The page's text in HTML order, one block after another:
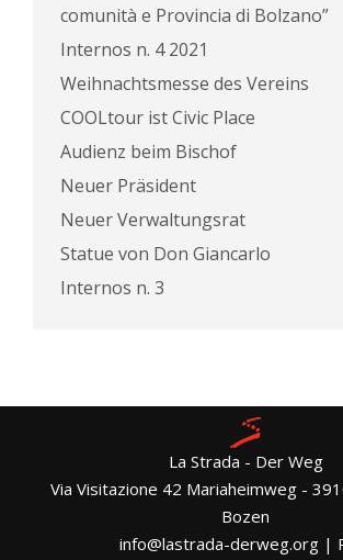
comunità e Provincia di Bolzano”
Internos n. 4 2021
Weihnachtsmesse des Vereins
COOLtour ist Civic Place
Audienz beim Bischof
Neuer Präsident
Neuer Verwaltungsrat
Statue von Don Giancarlo
Internos n. 3
La Strada - Der Weg
Via Visitazione 42 Mariaheimweg -
Bozen
info@lastrada-derweg.org |